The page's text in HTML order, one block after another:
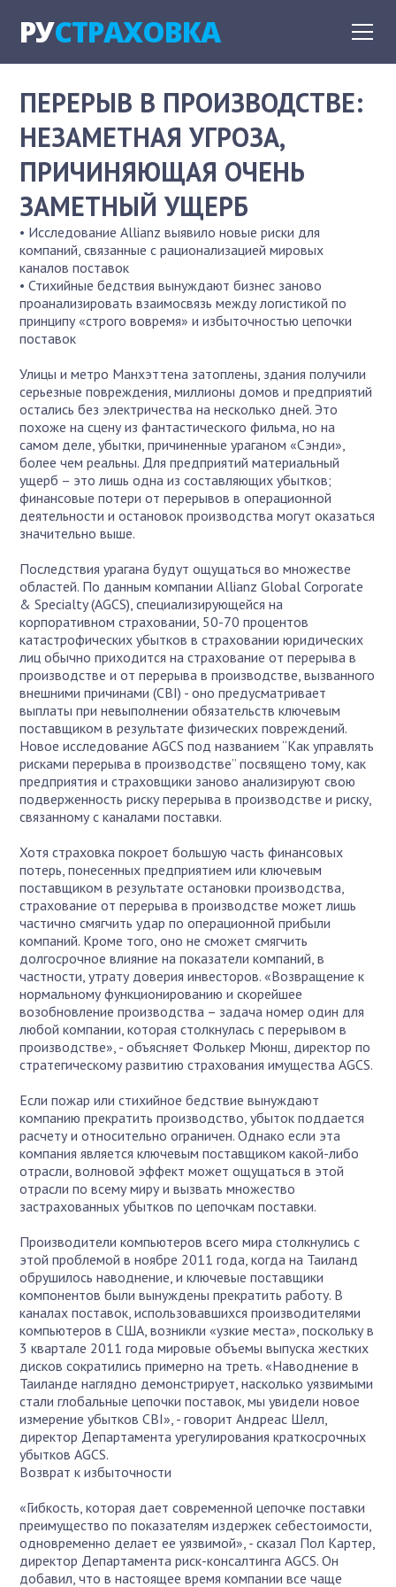
РУСТРАХОВКА
ПЕРЕРЫВ В ПРОИЗВОДСТВЕ:
НЕЗАМЕТНАЯ УГРОЗА,
ПРИЧИНЯЮЩАЯ ОЧЕНЬ
ЗАМЕТНЫЙ УЩЕРБ
• Исследование Allianz выявило новые риски для
компаний, связанные с рационализацией мировых
каналов поставок
• Стихийные бедствия вынуждают бизнес заново
проанализировать взаимосвязь между логистикой по
принципу «строго вовремя» и избыточностью цепочки
поставок
Улицы и метро Манхэттена затоплены, здания получили
серьезные повреждения, миллионы домов и предприятий
остались без электричества на несколько дней. Это
похоже на сцену из фантастического фильма, но на
самом деле, убытки, причиненные ураганом «Сэнди»,
более чем реальны. Для предприятий материальный
ущерб – это лишь одна из составляющих убытков;
финансовые потери от перерывов в операционной
деятельности и остановок производства могут оказаться
значительно выше.
Последствия урагана будут ощущаться во множестве
областей. По данным компании Allianz Global Corporate
& Specialty (AGCS), специализирующейся на
корпоративном страховании, 50-70 процентов
катастрофических убытков в страховании юридических
лиц обычно приходится на страхование от перерыва в
производстве и от перерыва в производстве, вызванного
внешними причинами (CBI) - оно предусматривает
выплаты при невыполнении обязательств ключевым
поставщиком в результате физических повреждений.
Новое исследование AGCS под названием “Как управлять
рисками перерыва в производстве” посвящено тому, как
предприятия и страховщики заново анализируют свою
подверженность риску перерыва в производстве и риску,
связанному с каналами поставки.
Хотя страховка покроет большую часть финансовых
потерь, понесенных предприятием или ключевым
поставщиком в результате остановки производства,
страхование от перерыва в производстве может лишь
частично смягчить удар по операционной прибыли
компаний. Кроме того, оно не сможет смягчить
долгосрочное влияние на показатели компаний, в
частности, утрату доверия инвесторов. «Возвращение к
нормальному функционированию и скорейшее
возобновление производства – задача номер один для
любой компании, которая столкнулась с перерывом в
производстве», - объясняет Фолькер Мюнш, директор по
стратегическому развитию страхования имущества AGCS.
Если пожар или стихийное бедствие вынуждают
компанию прекратить производство, убыток поддается
расчету и относительно ограничен. Однако если эта
компания является ключевым поставщиком какой-либо
отрасли, волновой эффект может ощущаться в этой
отрасли по всему миру и вызвать множество
застрахованных убытков по цепочкам поставки.
Производители компьютеров всего мира столкнулись с
этой проблемой в ноябре 2011 года, когда на Таиланд
обрушилось наводнение, и ключевые поставщики
компонентов были вынуждены прекратить работу. В
каналах поставок, использовавшихся производителями
компьютеров в США, возникли «узкие места», поскольку в
3 квартале 2011 года мировые объемы выпуска жестких
дисков сократились примерно на треть. «Наводнение в
Таиланде наглядно демонстрирует, насколько уязвимыми
стали глобальные цепочки поставок, мы увидели новое
измерение убытков CBI», - говорит Андреас Шелл,
директор Департамента урегулирования краткосрочных
убытков AGCS.
Возврат к избыточности
«Гибкость, которая дает современной цепочке поставки
преимущество по показателям издержек себестоимости,
одновременно делает ее уязвимой», - сказал Пол Картер,
директор Департамента риск-консалтинга AGCS. Он
добавил, что в настоящее время компании все чаще